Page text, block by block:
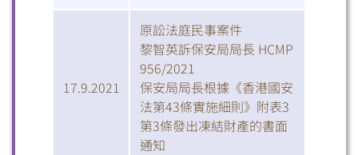
17.9.2021
原訟法庭民事案件
黎智英訴保安局局長 HCMP
956/2021
保安局局長根據《香港國安
法第43條實施細則》附表3
第3條發出凍結財產的書面
通知